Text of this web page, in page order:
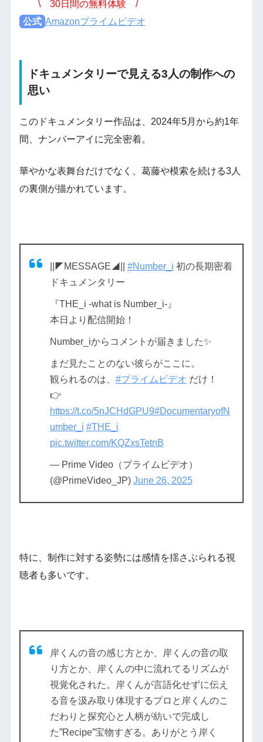
\ 30日間の無料体験 /
公式 Amazonプライムビデオ
ドキュメンタリーで見える3人の制作への
思い
このドキュメンタリー作品は、2024年5月から約1年
間、ナンバーアイに完全密着。
華やかな表舞台だけでなく、葛藤や模索を続ける3人
の裏側が描かれています。
||◤MESSAGE◢|| #Number_i 初の長期密着
ドキュメンタリー
『THE_i -what is Number_i-』
本日より配信開始！
Number_iからコメントが届きました✨
まだ見たことのない彼らがここに。
観られるのは、 #プライムビデオ だけ！
👉
https://t.co/5nJCHdGPU9#DocumentaryofN
umber_i #THE_i
pic.twitter.com/KQZxsTetnB
— Prime Video（プライムビデオ）
(@PrimeVideo_JP) June 26, 2025
特に、制作に対する姿勢には感情を揺さぶられる視
聴者も多いです。
岸くんの音の感じ方とか、岸くんの音の取
り方とか、岸くんの中に流れてるリズムが
視覚化された。岸くんが言語化せずに伝え
る音を汲み取り体現するプロと岸くんのこ
だわりと探究心と人柄が紡いで完成し
た”Recipe”宝物すぎる。ありがとう岸く